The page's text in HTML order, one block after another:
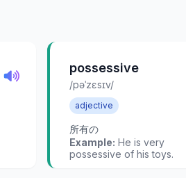
possessive
/pəˈzɛsɪv/
adjective
所有の
Example: He is very
possessive of his toys.